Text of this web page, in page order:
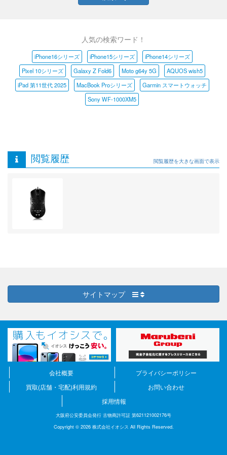
人気の検索ワード！
iPhone16シリーズ iPhone15シリーズ
iPhone14シリーズ
Pixel 10シリーズ
Galaxy Z Fold6 Moto g64y 5G
AQUOS wish5
iPad 第11世代 2025
MacBook Proシリーズ
Garmin スマートウォッチ
Sony WF-1000XM5
閲覧履歴 閲覧履歴を大きな画面で表示
サイトマップ
会社概要
プライバシーポリシー
買取(店舗・宅配)利用規約
お問い合わせ
採用情報
大阪府公安委員会発行 古物商許可証 第621121002176号
Copyright © 2026 株式会社イオシス All Rights Reserved.